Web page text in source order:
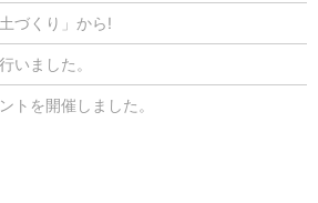
づくり」から!
いました。
トを開催しました。